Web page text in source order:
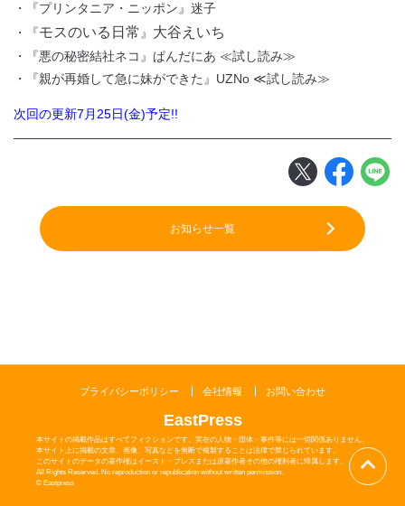
持ち込み
お問い合わせ
・『プリンタニア・ニッポン』迷子
・『モスのいる日常 』 大谷えいち
・『悪の秘密結社ネコ』ぱんだにあ ≪試し読み≫
・『親が再婚して急に妹ができた』UZNo ≪試し読み≫
次回の更新7 月25日(金)予定!!
お知らせ一覧
EastPress
本サイトの掲載作品はすべてフィクションです。実在の人物・団体・事件等には一切関係ありません。
本サイト上に掲載の文章、画像、写真などを無断で複製することは法律で禁じられています。
このサイトのデータの著作権はイースト・プレスまたは原著作者その他の権利者に帰属します。
All Rights Reserved. No reproduction or republication without written permission.
© Eastpress
プライバシーポリシー 会社情報 お問い合わせ